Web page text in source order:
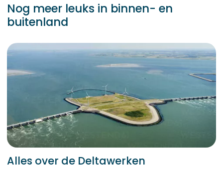
Nog meer leuks in binnen- en
buitenland
Alles over de Deltawerken